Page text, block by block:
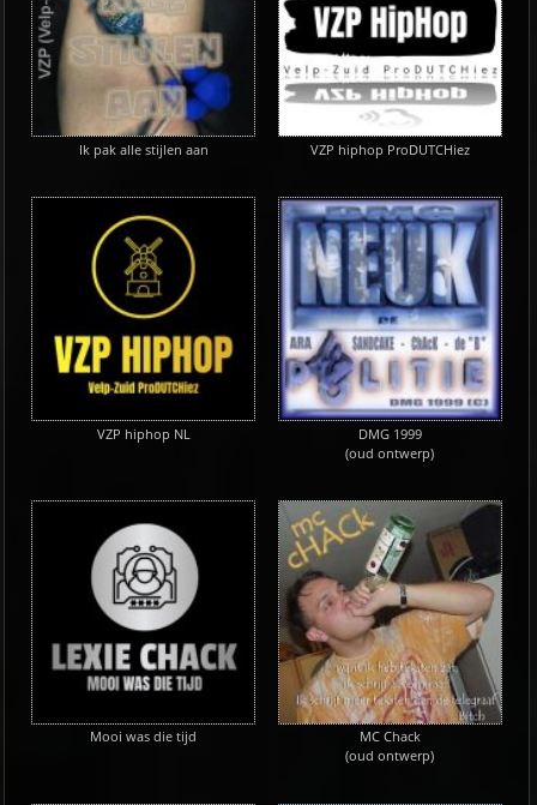
Ik pak alle stijlen aan VZP hiphop ProDUTCHiez
VZP hiphop NL
DMG 1999
(oud ontwerp)
Mooi was die tijd
MC Chack
(oud ontwerp)